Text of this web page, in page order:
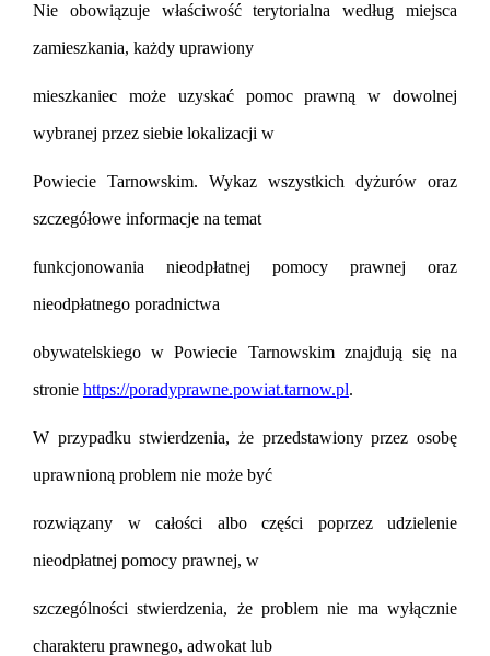
Nie obowiązuje właściwośćterytorialna według miejsca
zamieszkania, każdy uprawiony
mieszkaniec może uzyskać pomoc prawnąw dowolnej
wybranej przez siebie lokalizacji w
Powiecie Tarnowskim. Wykaz wszystkich dyżurów oraz
szczegółowe informacje na temat
funkcjonowania nieodpłatnej pomocy prawnej oraz
nieodpłatnego poradnictwa
obywatelskiego w Powiecie Tarnowskim znajdują sięna
stronie https://poradyprawne.powiat.tarnow.pl.
W przypadku stwierdzenia, że przedstawiony przez osobę
uprawnioną problem nie może być
rozwiązany w całości albo części poprzez udzielenie
nieodpłatnej pomocy prawnej, w
szczególności stwierdzenia, że problem nie ma wyłącznie
charakteru prawnego, adwokat lub